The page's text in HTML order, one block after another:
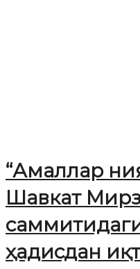
“Амаллар
Шавкат
ҳадисдан